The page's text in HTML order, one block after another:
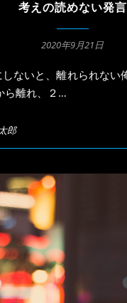
考えの読めない発言
2020年9月21日
ら離れ、２…
郎